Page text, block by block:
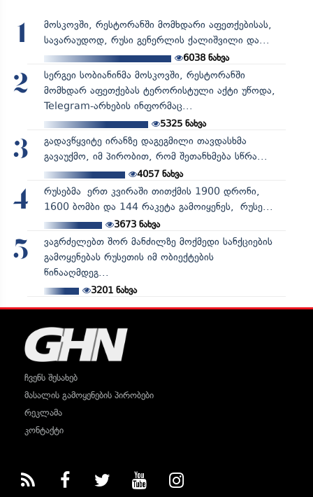
1
მოსკოვში, რესტორანში მომხდარი აფეთქებისას,
სავარაუდოდ, რუსი გენერლის ქალიშვილი და...
6038 ნახვა
2
სერგეი სობიანინმა მოსკოვში, რესტორანში
მომხდარ აფეთქებას ტერორისტული აქტი უწოდა,
Telegram-არხების ინფორმაც...
5325ნახვა
3
გადავწყვიტე ირანზე დაგეგმილი თავდასხმა
გავაუქმო, იმ პირობით, რომ შეთანხმება სწრა...
4057ნახვა
4
რუსებმა ერთ კვირაში თითქმის 1900 დრონი,
1600 ბომბი და 144 რაკეტა გამოიყენეს, რუსე...
3673ნახვა
5
ვაგრძელებთ შორ მანძილზე მოქმედი სანქციების
გამოყენებას რუსეთის იმ ობიექტების
წინააღმდეგ...
3201ნახვა
ჩვენს შესახებ
მასალის გამოყენების პირობები
რეკლამა
კონტაქტი